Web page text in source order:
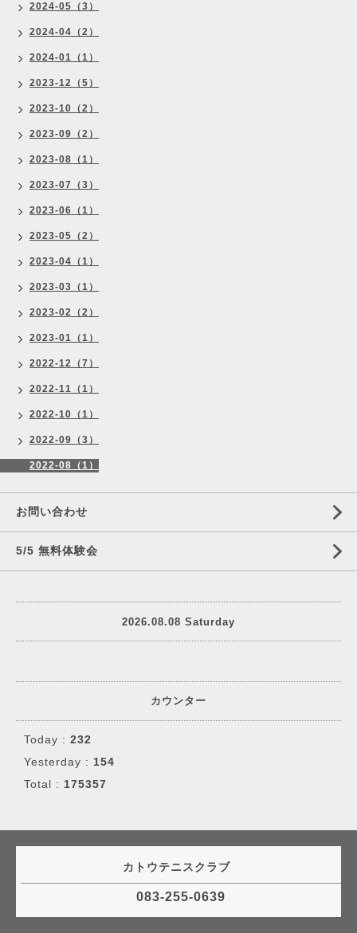
2024-05（3）
2024-04（2）
2024-01（1）
2023-12（5）
2023-10（2）
2023-09（2）
2023-08（1）
2023-07（3）
2023-06（1）
2023-05（2）
2023-04（1）
2023-03（1）
2023-02（2）
2023-01（1）
2022-12（7）
2022-11（1）
2022-10（1）
2022-09（3）
2022-08（1）
お問い合わせ
5/5 無料体験会
2026.08.08 Saturday
カウンター
Today : 232
Yesterday : 154
Total : 175357
カトウテニスクラブ
083-255-0639